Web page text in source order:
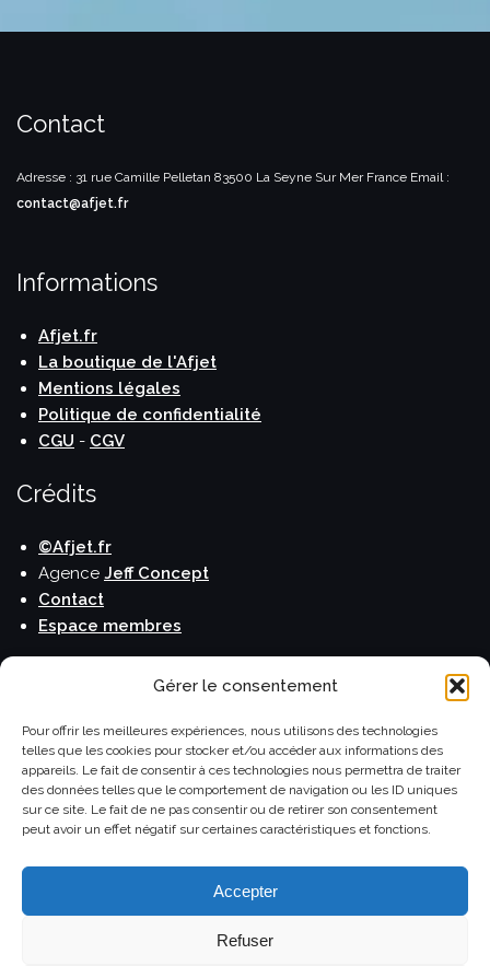
Gérer le consentement
Pour offrir les meilleures expériences, nous utilisons des technologies
telles que les cookies pour stocker et/ou accéder aux informations des
appareils. Le fait de consentir à ces technologies nous permettra de traiter
des données telles que le comportement de navigation ou les ID uniques
sur ce site. Le fait de ne pas consentir ou de retirer son consentement
peut avoir un effet négatif sur certaines caractéristiques et fonctions.
Accepter
Refuser
Contact
Adresse : 31 rue Camille Pelletan 83500 La Seyne Sur MerFrance Email :
contact@afjet.fr
Informations
Afjet.fr
La boutique de l'Afjet
Mentions légales
Politique de confidentialité
CGU - CGV
Crédits
©Afjet.fr
Agence Jeff Concept
Contact
Espace membres
Publications
Le blog de l'Afjet
La lettre de l'Afjet
Carnet de voyage
Horizons Monde
Le Guide du Routard
©Afjet.fr Association française des journalistes et des